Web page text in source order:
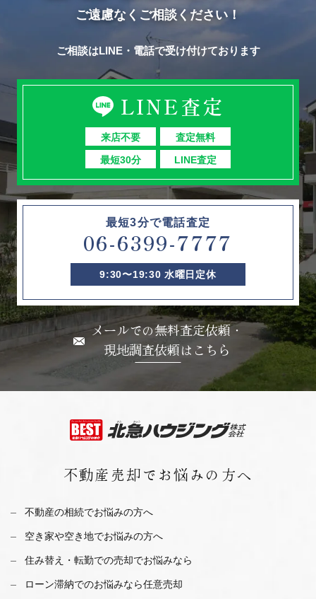
ご遠慮なくご相談ください！
ご相談はLINE・電話で受け付けております
LINE査定
来店不要
査定無料
最短30分
LINE査定
最短3分で電話査定
06-6399-7777
9:30〜19:30 水曜日定休
メールでの無料査定依頼・
現地調査依頼はこちら
不動産売却で お悩みの方へ
不動産の相続でお悩みの方へ
空き家や空き地でお悩みの方へ
住み替え・転勤での売却でお悩みなら
ローン滞納でのお悩みなら任意売却